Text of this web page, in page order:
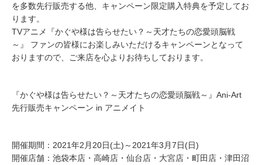
を多数先行販売する他、キャンペーン限定購入特典を予定してお
ります。
TVアニメ『かぐや様は告らせたい？～天才たちの恋愛頭脳戦
～』 ファンの皆様にお楽しみいただけるキャンペーンとなって
おりますので、ご来店を心よりお待ちしております。
『かぐや様は告らせたい？～天才たちの恋愛頭脳戦～』Ani-Art
先行販売キャンペーン in アニメイト
開催期間：2021年2月20日(土)～2021年3月7日(日)
開催店舗：池袋本店・高崎店・仙台店・大宮店・町田店・津田沼